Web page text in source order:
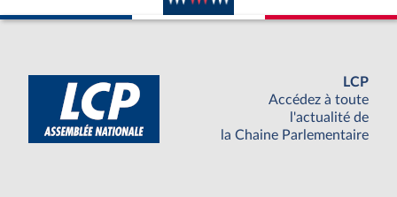
LCP
Accédez à toute
l'actualité de
la Chaine Parlementaire